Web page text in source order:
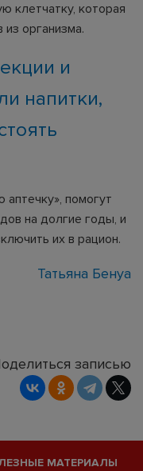
клетчатку, которая
организма.
и
напитки,
помогут
на долгие годы, и
их в рацион.
Татьяна Бенуа
записью
МАТЕРИАЛЫ